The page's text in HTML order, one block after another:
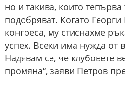
но и такива, които тепърва
подобряват. Когато
конгреса, му стиснахме
успех. Всеки има нужда от
Надявам се, че клубовете
промяна“, заяви Петров